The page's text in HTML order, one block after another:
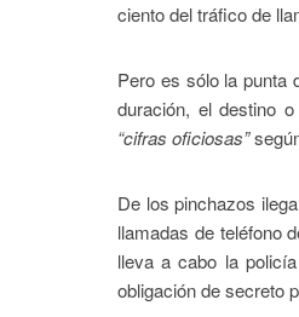
ciento del tráfico de
Pero es sólo la punta
duración, el destino
“cifras oficiosas”
De los pinchazos
llamadas de teléfono
lleva a cabo la
obligación de secreto